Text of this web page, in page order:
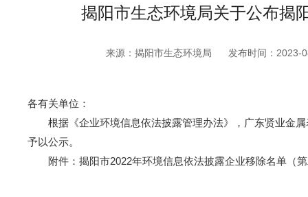
揭阳市生态环境局关于公布揭
来源：揭阳市生态环境局 发布时间：2023-
各有关单位：
根据《企业环境信息依法披露管理办法》，广东贤业金属
予以公示。
附件：揭阳市2022年环境信息依法披露企业移除名单（